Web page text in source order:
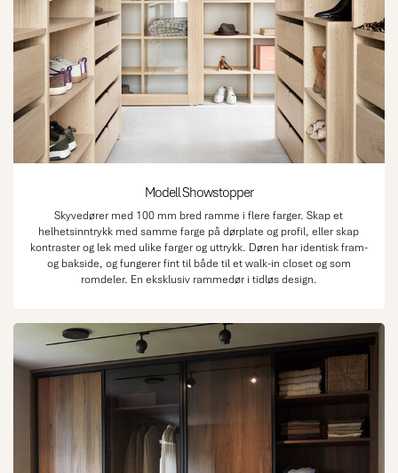
Modell Showstopper
Skyvedører med 100 mm bred ramme i flere farger. Skap et
helhetsinntrykk med samme farge på dørplate og profil, eller skap
kontraster og lek med ulike farger og uttrykk. Døren har identisk fram-
og bakside, og fungerer fint til både til et walk-in closet og som
romdeler. En eksklusiv rammedør i tidløs design.